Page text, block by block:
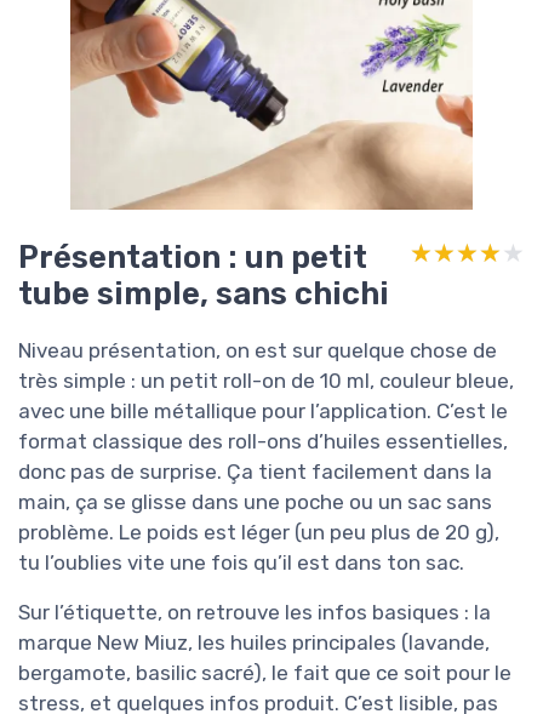
Présentation : un petit
tube simple, sans chichi
★★★★★
★★★★★
Niveau présentation, on est sur quelque chose de
très simple : un petit roll-on de 10 ml, couleur bleue,
avec une bille métallique pour l’application. C’est le
format classique des roll-ons d’huiles essentielles,
donc pas de surprise. Ça tient facilement dans la
main, ça se glisse dans une poche ou un sac sans
problème. Le poids est léger (un peu plus de 20 g),
tu l’oublies vite une fois qu’il est dans ton sac.
Sur l’étiquette, on retrouve les infos basiques : la
marque New Miuz, les huiles principales (lavande,
bergamote, basilic sacré), le fait que ce soit pour le
stress, et quelques infos produit. C’est lisible, pas